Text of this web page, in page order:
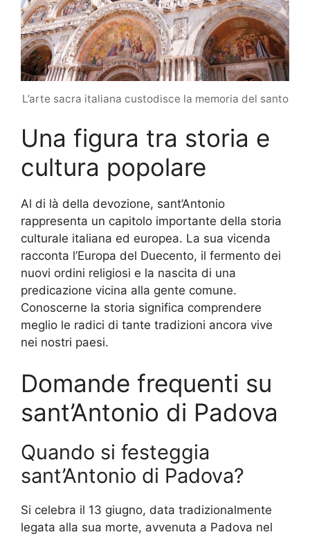
L’arte sacra italiana custodisce la memoria del santo
Una figura tra storia e
cultura popolare
Al di là della devozione, sant’Antonio
rappresenta un capitolo importante della storia
culturale italiana ed europea. La sua vicenda
racconta l’Europa del Duecento, il fermento dei
nuovi ordini religiosi e la nascita di una
predicazione vicina alla gente comune.
Conoscerne la storia significa comprendere
meglio le radici di tante tradizioni ancora vive
nei nostri paesi.
Domande frequenti su
sant’Antonio di Padova
Quando si festeggia
sant’Antonio di Padova?
Si celebra il 13 giugno, data tradizionalmente
legata alla sua morte, avvenuta a Padova nel